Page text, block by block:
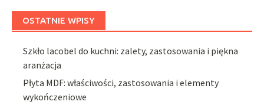
OSTATNIE WPISY
Szkło lacobel do kuchni: zalety, zastosowania i piękna
aranżacja
Płyta MDF: właściwości, zastosowania i elementy
wykończeniowe